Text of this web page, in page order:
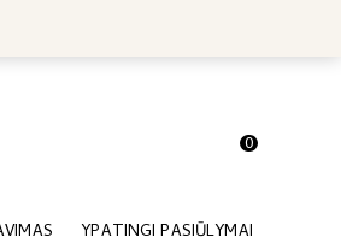
0
YPATINGI PASIŪLYMAI